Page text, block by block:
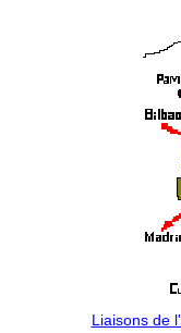
Liaisons de